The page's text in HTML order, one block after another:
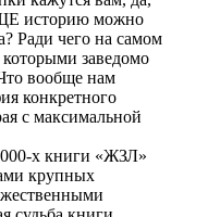
историю можно
Ради чего на самом
заведомо
вообще нам
конкретного
с максимальной
х книги «ЖЗЛ»
крупных